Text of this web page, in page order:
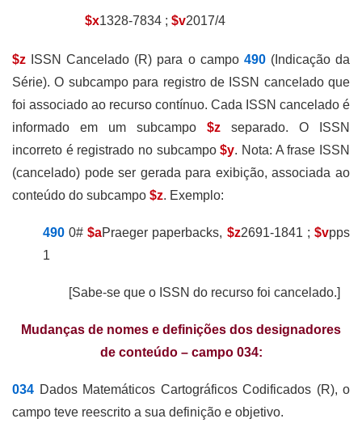
$x1328-7834 ;$v2017/4
$z ISSN Cancelado (R) para o campo 490(Indicação da
Série). O subcampo para registro de ISSN cancelado que
foi associado ao recurso contínuo. Cada ISSN cancelado é
informado em um subcampo $z separado. O ISSN
incorreto é registrado no subcampo$y. Nota: A frase ISSN
(cancelado) pode ser gerada para exibição, associada ao
conteúdo do subcampo $z. Exemplo:
4900#$aPraeger paperbacks, $z2691-1841 ; $vpps
1
[Sabe-se que o ISSN do recurso foi cancelado.]
Mudanças de nomes e definições dos designadores
de conteúdo – campo 034:
034 Dados Matemáticos Cartográficos Codificados (R), o
campo teve reescrito a sua definição e objetivo.